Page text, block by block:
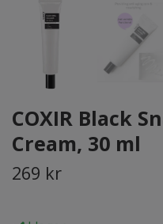
COXIR Black
Cream, 30 ml
269 kr